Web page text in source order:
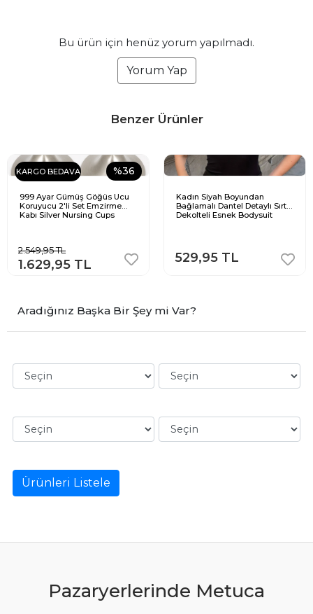
Bu ürün için henüz yorum yapılmadı.
Yorum Yap
Benzer Ürünler
KARGO BEDAVA %36
999 Ayar Gümüş Göğüs Ucu
Koruyucu 2'li Set Emzirme
Kabı Silver Nursing Cups
2.549,95 TL
1.629,95 TL
Kadın Siyah Boyundan
Bağlamalı Dantel Detaylı Sırt
Dekolteli Esnek Bodysuit
529,95 TL
Aradığınız Başka Bir Şey mi Var?
Ürünleri Listele